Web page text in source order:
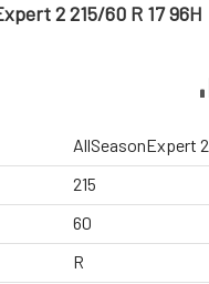
2 215/60 R 17 96H
AllSeasonExpert 2
215
60
R